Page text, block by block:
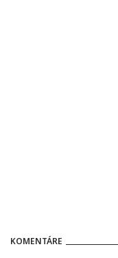
KOMENTÁRE